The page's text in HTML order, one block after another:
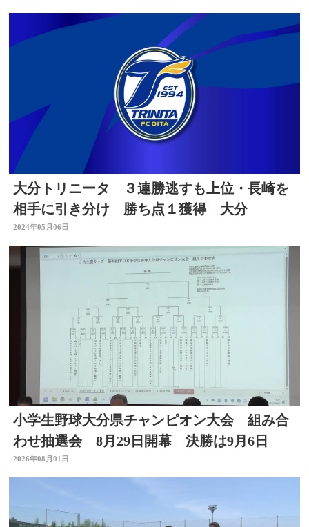
大分トリニータ ３連勝逃すも上位・長崎を
相手に引き分け 勝ち点１獲得 大分
2024年05月06日
小学生野球大分県チャンピオン大会 組み合
わせ抽選会 8月29日開幕 決勝は9月6日
2026年08月01日